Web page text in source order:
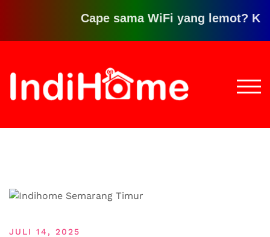
Cape sama WiFi yang lemot? Klik
konten
JULI 14, 2025